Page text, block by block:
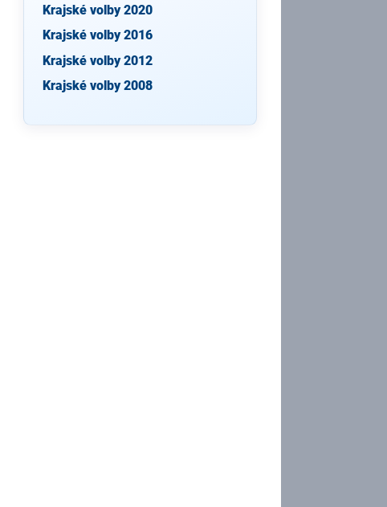
Krajské volby 2020
Krajské volby 2016
Krajské volby 2012
Krajské volby 2008